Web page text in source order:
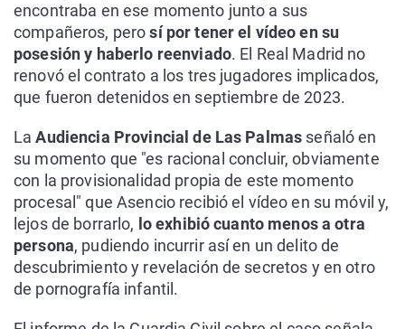
encontraba en ese momento junto a sus
compañeros, perosí por tener el vídeo en su
posesión y haberlo reenviado. El Real Madrid no
renovó el contrato a los tres jugadores implicados,
que fueron detenidos en septiembre de 2023.
LaAudiencia Provincial de Las Palmas señaló en
su momento que "es racional concluir, obviamente
con la provisionalidad propia de este momento
procesal" que Asencio recibió el vídeo en su móvil y,
lejos de borrarlo, lo exhibió cuanto menos a otra
persona, pudiendo incurrir así en un delito de
descubrimiento y revelación de secretos y en otro
de pornografía infantil.